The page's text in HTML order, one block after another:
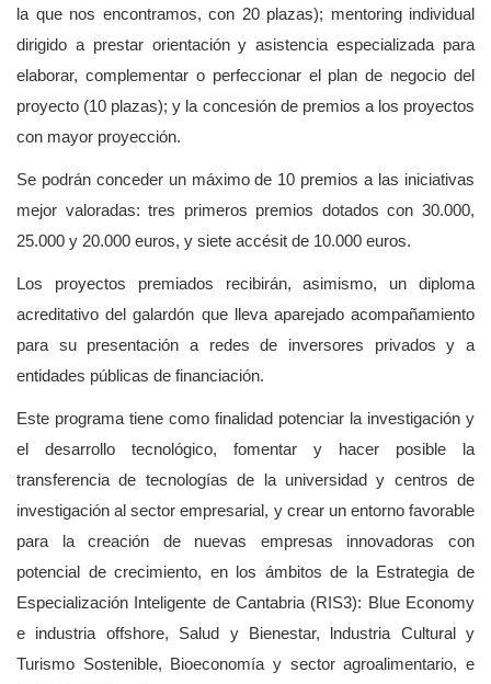
la que nos encontramos, con 20 plazas); mentoring individual
dirigido a prestar orientación y asistencia especializada para
elaborar, complementar o perfeccionar el plan de negocio del
proyecto (10 plazas); y la concesión de premios a los proyectos
con mayor proyección.
Se podrán conceder un máximo de 10 premios a las iniciativas
mejor valoradas: tres primeros premios dotados con 30.000,
25.000 y 20.000 euros, y siete accésit de 10.000 euros.
Los proyectos premiados recibirán, asimismo, un diploma
acreditativo del galardón que lleva aparejado acompañamiento
para su presentación a redes de inversores privados y a
entidades públicas de financiación.
Este programa tiene como finalidad potenciar la investigación y
el desarrollo tecnológico, fomentar y hacer posible la
transferencia de tecnologías de la universidad y centros de
investigación al sector empresarial, y crear un entorno favorable
para la creación de nuevas empresas innovadoras con
potencial de crecimiento, en los ámbitos de la Estrategia de
Especialización Inteligente de Cantabria (RIS3): Blue Economy
e industria offshore, Salud y Bienestar, lndustria Cultural y
Turismo Sostenible, Bioeconomía y sector agroalimentario, e